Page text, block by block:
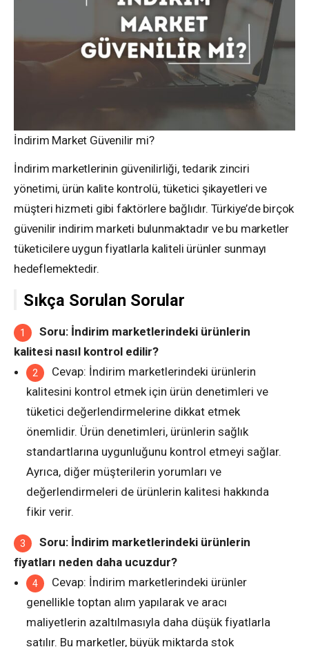
İndirim Market Güvenilir mi?
İndirim marketlerinin güvenilirliği, tedarik zinciri
yönetimi, ürün kalite kontrolü, tüketici şikayetleri ve
müşteri hizmeti gibi faktörlere bağlıdır. Türkiye’de birçok
güvenilir indirim marketi bulunmaktadır ve bu marketler
tüketicilere uygun fiyatlarla kaliteli ürünler sunmayı
hedeflemektedir.
Sıkça Sorulan Sorular
Soru: İndirim marketlerindeki ürünlerin
kalitesi nasıl kontrol edilir?
Cevap: İndirim marketlerindeki ürünlerin
kalitesini kontrol etmek için ürün denetimleri ve
tüketici değerlendirmelerine dikkat etmek
önemlidir. Ürün denetimleri, ürünlerin sağlık
standartlarına uygunluğunu kontrol etmeyi sağlar.
Ayrıca, diğer müşterilerin yorumları ve
değerlendirmeleri de ürünlerin kalitesi hakkında
fikir verir.
Soru: İndirim marketlerindeki ürünlerin
fiyatları neden daha ucuzdur?
Cevap: İndirim marketlerindeki ürünler
genellikle toptan alım yapılarak ve aracı
maliyetlerin azaltılmasıyla daha düşük fiyatlarla
satılır. Bu marketler, büyük miktarda stok